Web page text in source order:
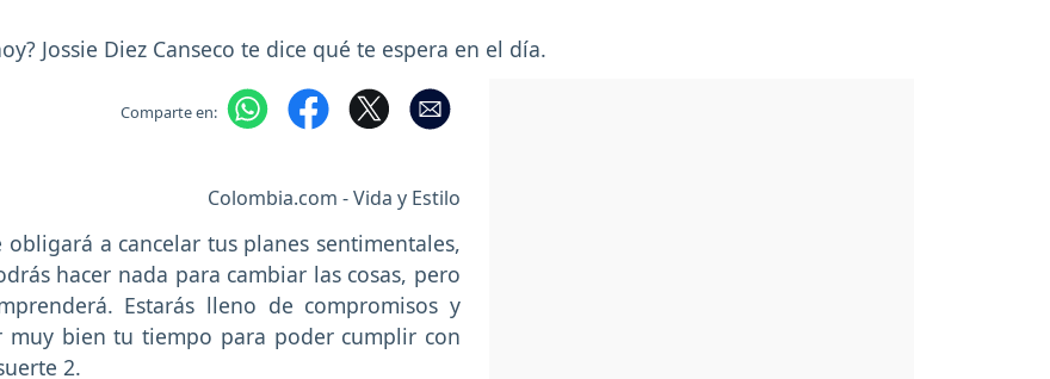
Jossie Diez Canseco te dice qué te espera en el día.
Comparte en:
Colombia.com - Vida y Estilo
obligará a cancelar tus planes sentimentales,
hacer nada para cambiar las cosas, pero
Estarás lleno de compromisos y
muy bien tu tiempo para poder cumplir con
2.